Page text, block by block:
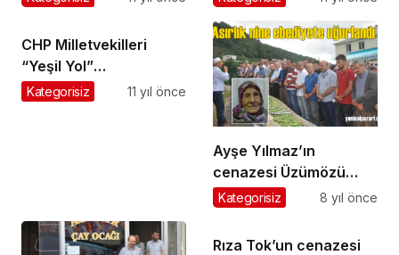
CHP Milletvekilleri
“Yeşil Yol”
eylemcilerine destek
Kategorisiz 11 yıl önce
Ayşe Yılmaz’ın
cenazesi Üzümözü
Mahallesi’nde toprağa
Kategorisiz 8 yıl önce
Rıza Tok’un cenazesi